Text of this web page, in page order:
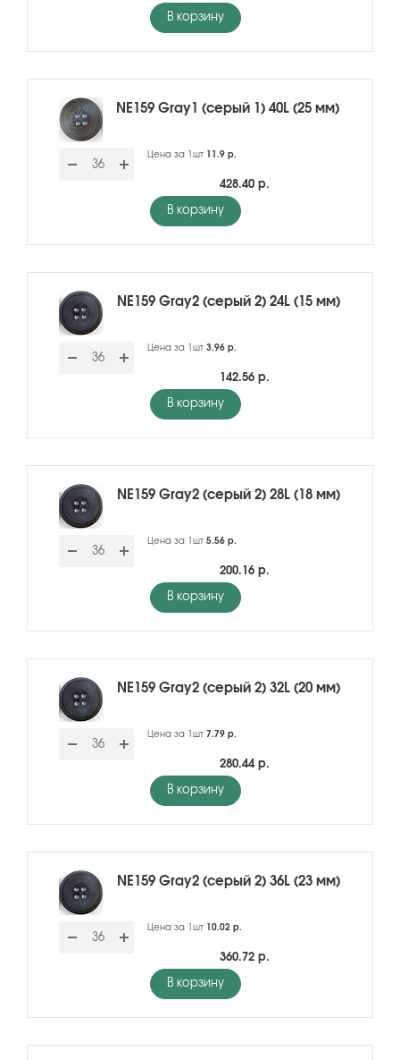
В корзину
NE159 Gray1 (серый 1) 40L (25 мм)
Цена за 1шт 11.9 р.
428.40 р.
В корзину
NE159 Gray2 (серый 2) 24L (15 мм)
Цена за 1шт 3.96 р.
142.56 р.
В корзину
NE159 Gray2 (серый 2) 28L (18 мм)
Цена за 1шт 5.56 р.
200.16 р.
В корзину
NE159 Gray2 (серый 2) 32L (20 мм)
Цена за 1шт 7.79 р.
280.44 р.
В корзину
NE159 Gray2 (серый 2) 36L (23 мм)
Цена за 1шт 10.02 р.
360.72 р.
В корзину